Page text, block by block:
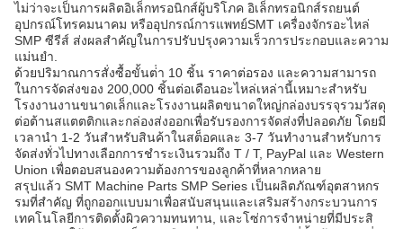
ไม่ว่าจะเป็นการผลิตอิเล็กทรอนิกส์ผู้บริโภค อิเล็กทรอนิกส์รถยนต์
อุปกรณ์โทรคมนาคม หรืออุปกรณ์การแพทย์SMT เครื่องจักรอะไหล่
SMP ซีรีส์ ส่งผลสําคัญในการปรับปรุงความเร็วการประกอบและความ
แม่นยํา.
ด้วยปริมาณการสั่งซื้อขั้นต่ํา 10 ชิ้น ราคาต่อรอง และความสามารถ
ในการจัดส่งของ 200,000 ชิ้นต่อเดือนอะไหล่เหล่านี้เหมาะสําหรับ
โรงงานงานขนาดเล็กและโรงงานผลิตขนาดใหญ่กล่องบรรจุรวมวัสดุ
ต่อต้านสแตตติกและกล่องส่งออกเพื่อรับรองการจัดส่งที่ปลอดภัย โดยมี
เวลานํา 1-2 วันสําหรับสินค้าในสต็อคและ 3-7 วันทํางานสําหรับการ
จัดส่งทั่วไปทางเลือกการชําระเงินรวมถึง T / T, PayPal และ Western
Union เพื่อตอบสนองความต้องการของลูกค้าที่หลากหลาย
สรุปแล้ว SMT Machine Parts SMP Series เป็นผลิตภัณฑ์อุตสาหกร
รมที่สําคัญ ที่ถูกออกแบบมาเพื่อสนับสนุนและเสริมสร้างกระบวนการ
เทคโนโลยีการติดตั้งผิวความทนทาน, และโซ่การจําหน่ายที่มีประสิ